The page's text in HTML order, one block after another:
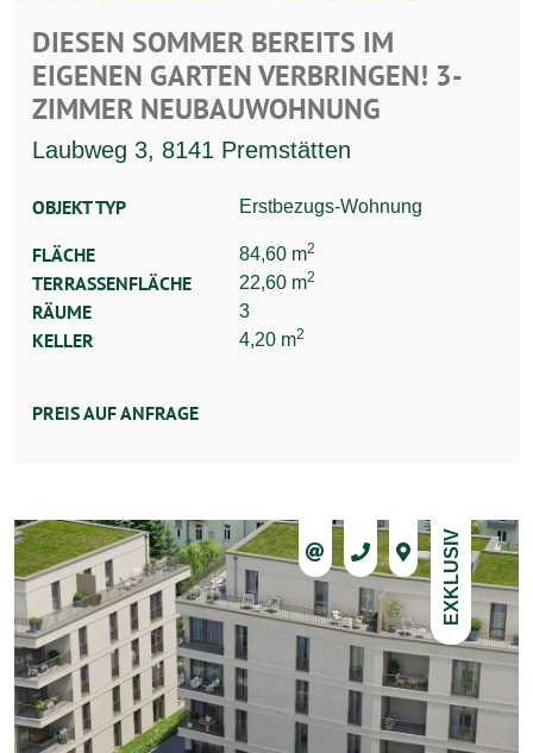
DIESEN SOMMER BEREITS IM
EIGENEN GARTEN VERBRINGEN! 3-
ZIMMER NEUBAUWOHNUNG
Laubweg 3, 8141 Premstätten
OBJEKT TYP Erstbezugs-Wohnung
FLÄCHE 84,60 m2
TERRASSENFLÄCHE 22,60 m2
RÄUME 3
KELLER 4,20 m2
PREIS AUF ANFRAGE
EXKLUSIV